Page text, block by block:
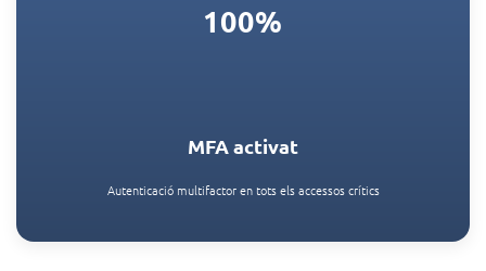
100%
MFA activat
Autenticació multifactor en tots els accessos crítics